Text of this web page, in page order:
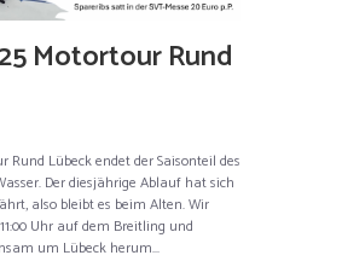
Motortour Rund
Rund Lübeck endet der Saisonteil des
Der diesjährige Ablauf hat sich
also bleibt es beim Alten. Wir
Uhr auf dem Breitling und
um Lübeck herum...